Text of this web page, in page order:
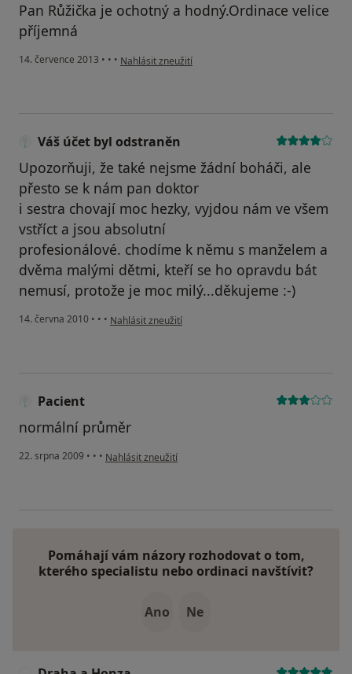
Pan Růžička je ochotný a hodný.Ordinace velice
příjemná
14. července 2013 • • • podle názoru uživatele Váš účet byl odstraněn
Nahlásit zneužití
Váš účet byl odstraněn
Upozorňuji, že také nejsme žádní boháči, ale
přesto se k nám pan doktor
i sestra chovají moc hezky, vyjdou nám ve všem
vstříct a jsou absolutní
profesionálové. chodíme k němu s manželem a
dvěma malými dětmi, kteří se ho opravdu bát
nemusí, protože je moc milý...děkujeme :-)
14. června 2010 • • • podle názoru uživatele Váš účet byl odstraněn
Nahlásit zneužití
Pacient
normální průměr
22. srpna 2009 • • • podle názoru uživatele Pacient
Nahlásit zneužití
Pomáhají vám názory rozhodovat o tom,
kterého specialistu nebo ordinaci navštívit?
Ano Ne